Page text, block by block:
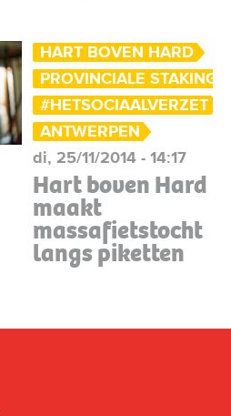
HART BOVEN HARD
PROVINCIALE STAKING
#HETSOCIAALVERZET
ANTWERPEN
di, 25/11/2014 - 14:17
Hart boven Hard
maakt
massafietstocht
langs piketten